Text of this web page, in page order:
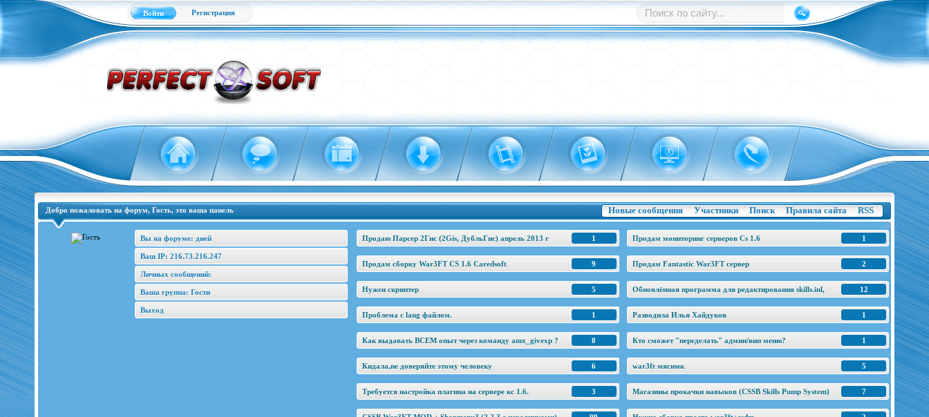
Войти Регистрация
Новые сообщения Участники Поиск Правила сайта RSS
Добро пожаловать на форум, Гость, это ваша панель
Вы на форуме: дней
Ваш IP: 216.73.216.247
Личных сообщений:
Ваша группа: Гости
Выход
1
Продаю Парсер 2Гис (2Gis, ДубльГис) апрель 2013 г 1
Продам мониторинг серверов Cs 1.6
9
Продам сборку War3FT CS 1.6 Caredsoft 2
Продам Fantastic War3FT сервер
5
Нужен скриптер 12
Обновлённая программа для редактирования skills.inl,
1
Проблема с lang файлом. 1
Разводила Илья Хайдуков
8
Как выдавать ВСЕМ опыт через команду amx_givexp ? 1
Кто сможет "переделать" админ/вип меню?
6
Кидала,не доверяйте этому человеку 5
war3ft мяснмк
3
Требуется настройка плагина на сервере кс 1.6. 7
Магазины прокачки навыков (CSSB Skills Pump System)